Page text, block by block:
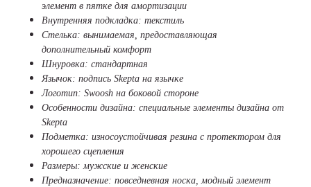
элемент в пятке для амортизации
Внутренняя подкладка: текстиль
Стелька: вынимаемая, предоставляющая
дополнительный комфорт
Шнуровка: стандартная
Язычок: подпись Skepta на язычке
Логотип: Swoosh на боковой стороне
Особенности дизайна: специальные элементы дизайна от
Skepta
Подметка: износоустойчивая резина с протектором для
хорошего сцепления
Размеры: мужские и женские
Предназначение: повседневная носка, модный элемент